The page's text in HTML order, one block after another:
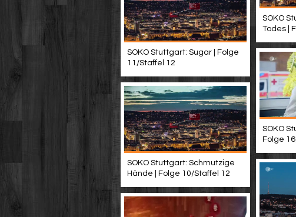
SOKO
Todes |
SOKO Stuttgart: Sugar | Folge
11/Staffel 12
SOKO
Folge
SOKO Stuttgart: Schmutzige
Hände | Folge 10/Staffel 12